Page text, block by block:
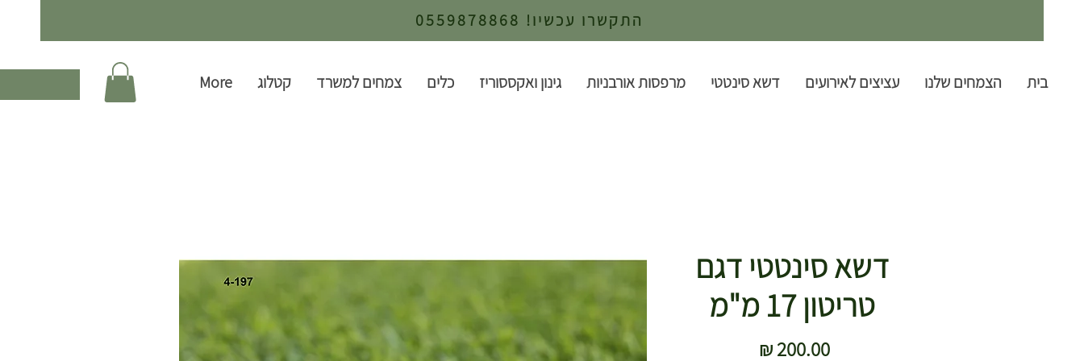
התקשרו עכשיו! 0559878868
בית הצמחים שלנו עציצים לאירועים דשא סינטטי מרפסות אורבניות גינון ואקססוריז כלים צמחים למשרד קטלוג More
דשא סינטטי דגם
טריטון 17 מ"מ
‏200.00 ‏₪